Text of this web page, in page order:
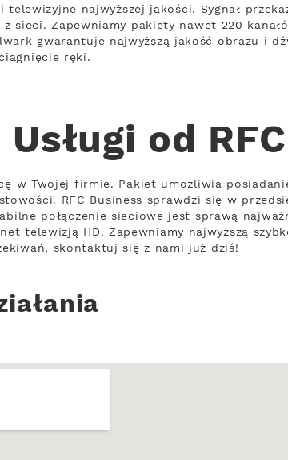
najwyższej jakości. Sygnał
sieci. Zapewniamy pakiety nawet 220
gwarantuje najwyższą jakość obrazu i
ręki.
od RFC
w Twojej firmie. Pakiet umożliwia
RFC Business sprawdzi się w
połączenie sieciowe jest sprawą
telewizją HD. Zapewniamy najwyższą
skontaktuj się z nami już dziś!